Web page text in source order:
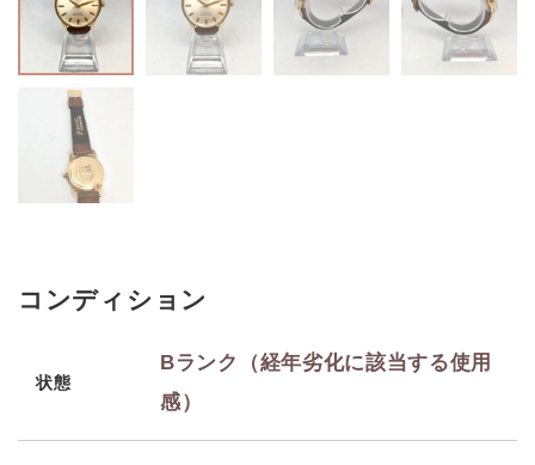
コンディション
状態
Bランク（経年劣化に該当する使用
感）